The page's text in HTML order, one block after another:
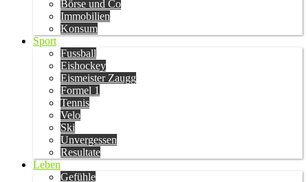
Börse und Co
Immobilien
Konsum
Sport
Fussball
Eishockey
Eismeister Zaugg
Formel 1
Tennis
Velo
Ski
Unvergessen
Resultate
Leben
Gefühle